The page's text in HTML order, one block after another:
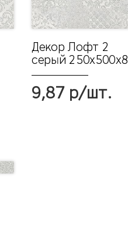
Декор Лофт 2
серый 250х500x8
9,87 р/шт.